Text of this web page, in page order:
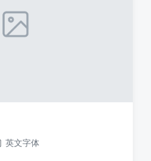
英文字体